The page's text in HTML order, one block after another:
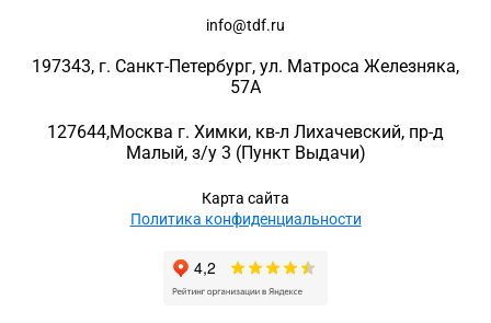
info@tdf.ru
197343, г. Санкт-Петербург, ул. Матроса Железняка,
57A
127644,Москва г. Химки, кв-л Лихачевский, пр-д
Малый, з/у 3 (Пункт Выдачи)
Карта сайта
Политика конфиденциальности